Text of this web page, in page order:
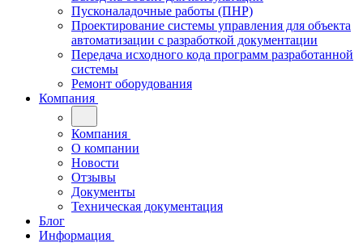
Пусконаладочные работы (ПНР)
Проектирование системы управления для объекта
автоматизации с разработкой документации
Передача исходного кода программ разработанной
системы
Ремонт оборудования
Компания
Компания
О компании
Новости
Отзывы
Документы
Техническая документация
Блог
Информация